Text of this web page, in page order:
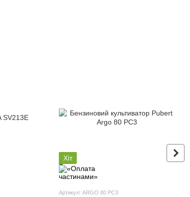
Хіт
Артикул: ARGO 80 РC3